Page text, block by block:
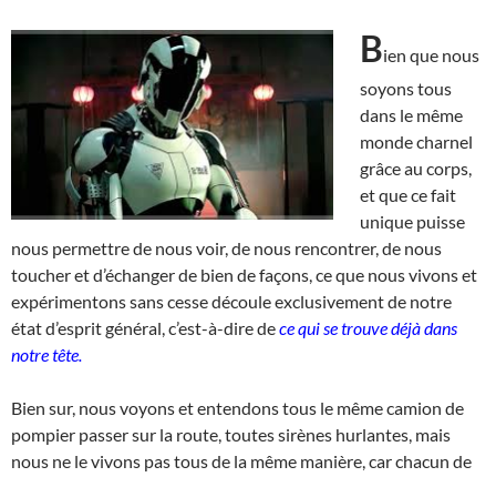
Bien que nous
soyons tous
dans le même
monde charnel
grâce au corps,
et que ce fait
unique puisse
nous permettre de nous voir, de nous rencontrer, de nous
toucher et d’échanger de bien de façons, ce que nous vivons et
expérimentons sans cesse découle exclusivement de notre
état d’esprit général, c’est-à-dire dece qui se trouve déjà dans
notre tête.
Bien sur, nous voyons et entendons tous le même camion de
pompier passer sur la route, toutes sirènes hurlantes, mais
nous ne le vivons pas tous de la même manière, car chacun de